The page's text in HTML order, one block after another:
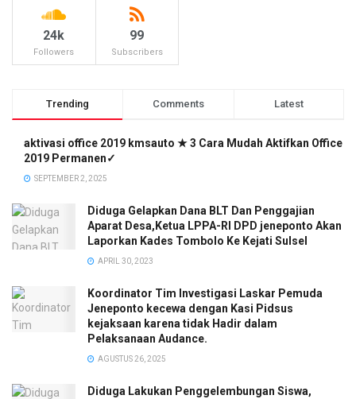
24k
Followers
99
Subscribers
Trending Comments Latest
aktivasi office 2019 kmsauto ★ 3 Cara Mudah Aktifkan Office
2019 Permanen✓
SEPTEMBER 2, 2025
Diduga Gelapkan Dana BLT Dan Penggajian
Aparat Desa,Ketua LPPA-RI DPD jeneponto Akan
Laporkan Kades Tombolo Ke Kejati Sulsel
APRIL 30, 2023
Koordinator Tim Investigasi Laskar Pemuda
Jeneponto kecewa dengan Kasi Pidsus
kejaksaan karena tidak Hadir dalam
Pelaksanaan Audance.
AGUSTUS 26, 2025
Diduga Lakukan Penggelembungan Siswa,